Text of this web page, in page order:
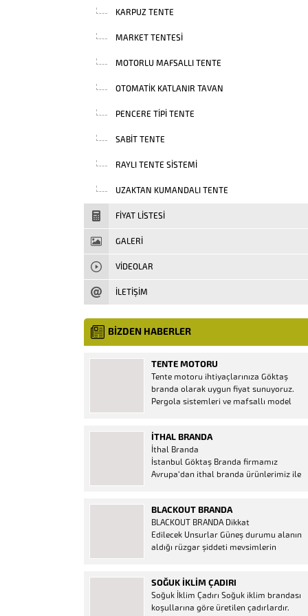
KARPUZ TENTE
MARKET TENTESI
MOTORLU MAFSALLI TENTE
OTOMATIK KATLANIR TAVAN
PENCERE TIPI TENTE
SABIT TENTE
RAYLI TENTE SISTEMI
UZAKTAN KUMANDALI TENTE
FIYAT LISTESI
GALERİ
VIDEOLAR
İLETİŞİM
BİZDEN HABERLER
TENTE MOTORU
Tente motoru ihtiyaçlarınıza Göktaş
branda olarak uygun fiyat sunuyoruz.
Pergola sistemleri ve mafsallı model
mevcuttur. Kumanda ve diğer aparatlar
firmamızda mevcuttur.
İTHAL BRANDA
İthal Branda
İstanbul Göktaş Branda firmamız
Avrupa’dan ithal branda ürünlerimiz ile
Ürün Al dükkanı ürünleri peşin fiyatına
bol taksitle Göktaş Branda Çeşitleri
Adresinde, 1.kalite ithal ürün ne demek
Brandacı sektöründe faaliyet gösteren,
BLACKOUT BRANDA
BLACKOUT BRANDA Dikkat
Edilecek Unsurlar Güneş durumu alanın
aldığı rüzgar şiddeti mevsimlerin
düşünmeniz gereken bir kaç faktörden
biridir. Türkiye’nin lider Branda markası
Göktaş Branda, Hazine ve Maliye Bakanı
SOĞUK İKLIM ÇADIRI
Soğuk İklim Çadırı Soğuk iklim brandası
koşullarına göre üretilen çadırlardır.